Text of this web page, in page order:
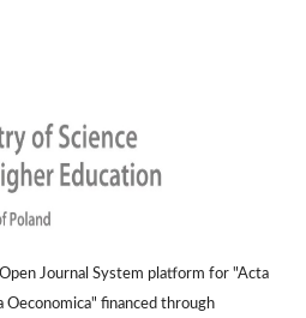
Journal System platform for "Acta
Oeconomica" financed through